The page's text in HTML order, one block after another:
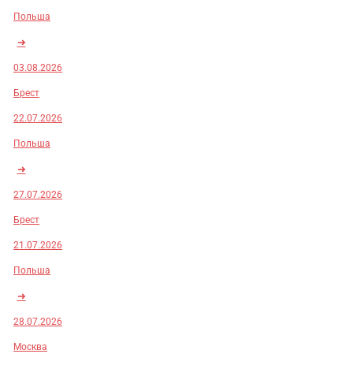
Польша
➜
03.08.2026
Брест
22.07.2026
Польша
➜
27.07.2026
Брест
21.07.2026
Польша
➜
28.07.2026
Москва